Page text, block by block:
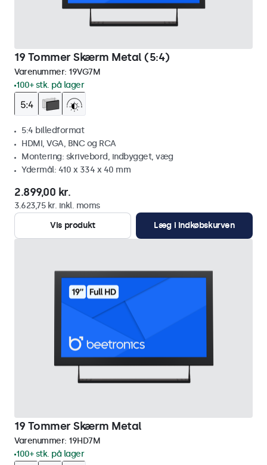
19 Tommer Skærm Metal (5:4)
Varenummer: 19VG7M
100+ stk. på lager
5:4 billedformat
HDMI, VGA, BNC og RCA
Montering: skrivebord, indbygget, væg
Ydermål: 410 x 334 x 40 mm
2.899,00 kr.
3.623,75 kr. inkl. moms
Vis produkt
Læg i indkøbskurven
19 Tommer Skærm Metal
Varenummer: 19HD7M
100+ stk. på lager